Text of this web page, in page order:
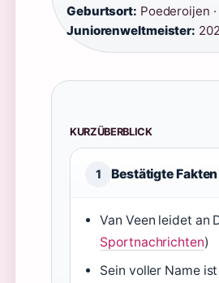
Geburtsort: Poederoijen ·
Juniorenweltmeister:
KURZÜBERBLICK
1 Bestätigte Fakten
Van Veen leidet an
Sportnachrichten)
Sein voller Name